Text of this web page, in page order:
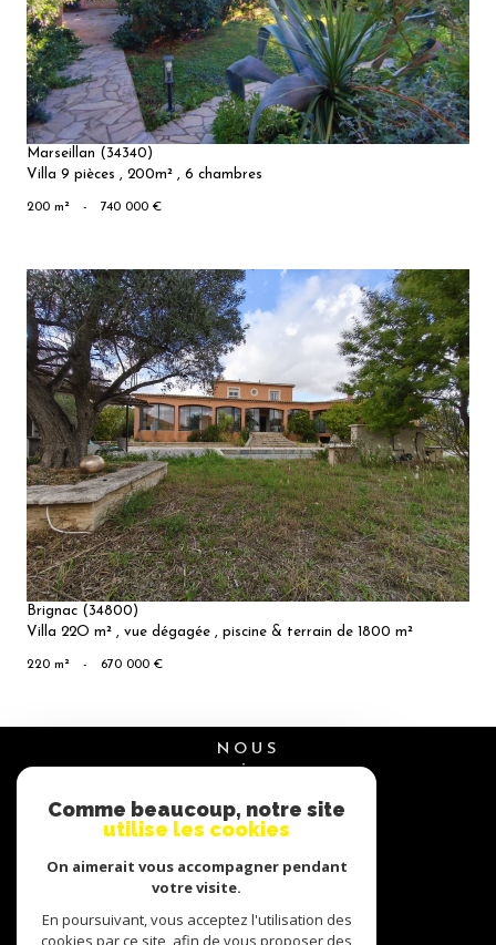
Marseillan (34340)
Villa 9 pièces , 200m² , 6 chambres
200 m² - 740 000 €
VOIR LE
BIEN
Brignac (34800)
Villa 22O m² , vue dégagée , piscine & terrain de 1800 m²
220 m² - 670 000 €
NOUS
suivre
NOUS
adhérons
Comme beaucoup, notre site
utilise les cookies
On aimerait vous accompagner pendant
votre visite.
En poursuivant, vous acceptez l'utilisation des
cookies par ce site, afin de vous proposer des